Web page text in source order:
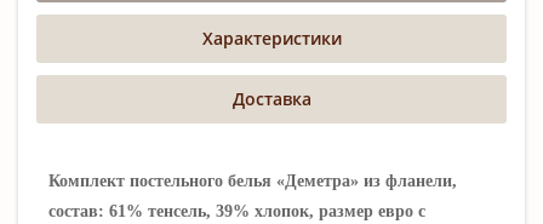
Характеристики
Доставка
Комплект постельного белья «Деметра» из фланели,
состав: 61% тенсель, 39% хлопок, размер евро с